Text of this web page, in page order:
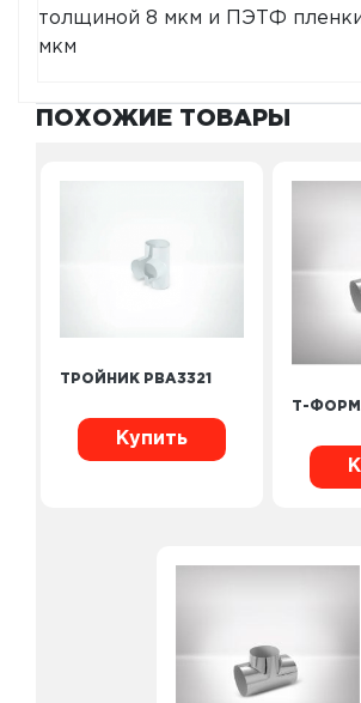
толщиной 8 мкм и ПЭТФ
мкм
ПОХОЖИЕ ТОВАРЫ
ТРОЙНИК PBA3321
Купить
Т-